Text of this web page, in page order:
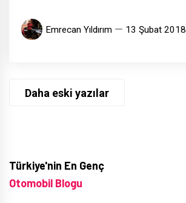
Emrecan Yıldırım 13 Şubat 2018
Yazı
Daha eski yazılar
Türkiye'nin En Genç
Otomobil Blogu